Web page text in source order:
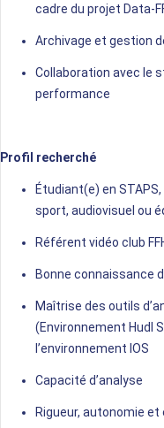
cadre du projet Data-
Archivage et gestion
Collaboration avec le
performance
Profil recherché
Étudiant(e) en
sport, audiovisuel ou
Référent vidéo club
Bonne connaissance
Maîtrise des outils
(Environnement Hudl
l’environnement IOS
Capacité d’analyse
Rigueur, autonomie et